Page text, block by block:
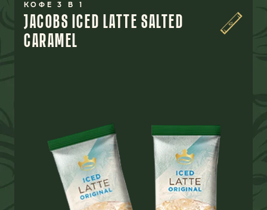
КОФЕ 3 В 1
JACOBS ICED LATTE SALTED
CARAMEL